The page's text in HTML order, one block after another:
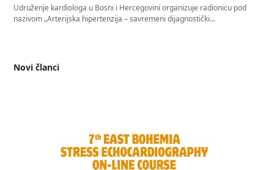
Udruženje kardiologa u Bosni i Hercegovini organizuje radionicu pod
nazivom „Arterijska hipertenzija – savremeni dijagnostički…
Novi članci